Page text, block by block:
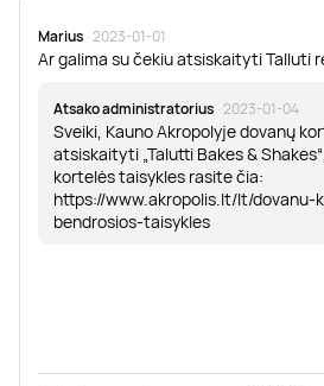
Marius · 2023-01-01
Ar galima su čekiu atsiskaityti Talluti
Atsako administratorius · 2023-01-04
Sveiki, Kauno Akropolyje dovanų
atsiskaityti „Talutti Bakes &
kortelės taisykles rasite čia:
https://www.akropolis.lt/lt/dovanu-
bendrosios-taisykles